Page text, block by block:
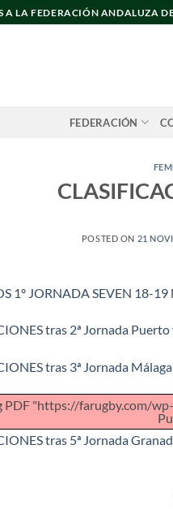
A LA FEDERACIÓN ANDALUZA
FEDERACIÓN
POSTED ON 21
1º JORNADA SEVEN 18-
tras 2ª Jornada
tras 3ª Jornada
PDF "https://farugby.com/
tras 5ª Jornada